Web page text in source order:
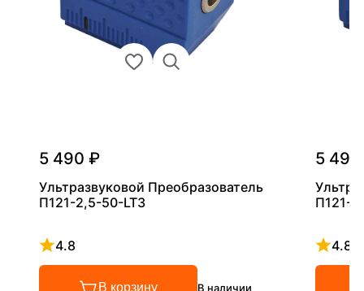
5 490 ₽
Ультразвуковой Преобразователь
П121-2,5-50-LT3
4.8
Рейтинг 4.8 из 5
В корзину В наличии
5
П121-
4.8